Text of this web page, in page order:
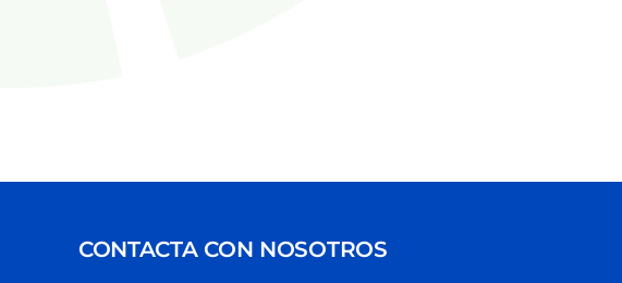
CONTACTA CON NOSOTROS